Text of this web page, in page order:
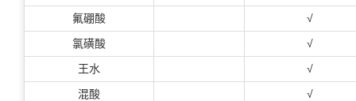
氟硼酸
√
氯磺酸
√
王水
√
混酸
√